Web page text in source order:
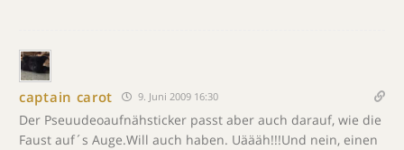
captain carot 9. Juni 2009 16:30
Der Pseuudeoaufnähsticker passt aber auch darauf, wie die
Faust auf´s Auge.Will auch haben. Uäääh!!!Und nein, einen